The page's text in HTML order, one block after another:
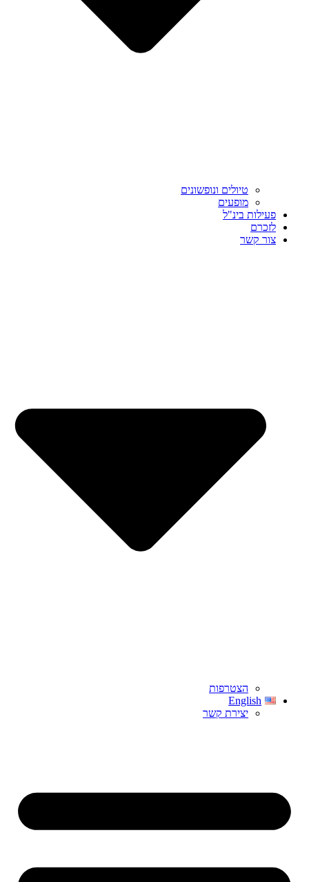
טיולים ונופשונים
מופעים
פעילות בינ"ל
לזכרם
צור קשר
הצטרפות
English
יצירת קשר